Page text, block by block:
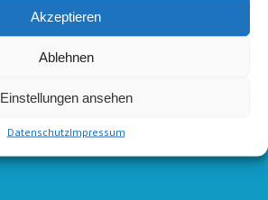
Akzeptieren
Ablehnen
Einstellungen ansehen
DatenschutzImpressum